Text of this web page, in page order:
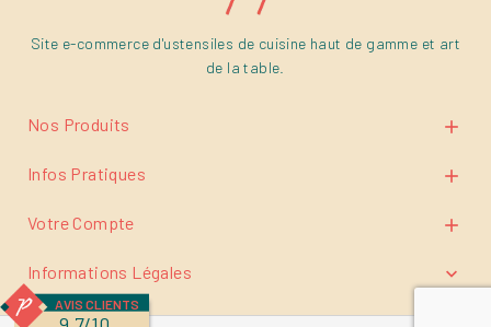
Site e-commerce d'ustensiles de cuisine haut de gamme et art
de la table.
Nos Produits 
Infos Pratiques 
Votre Compte 
Informations Légales 
AVIS CLIENTS